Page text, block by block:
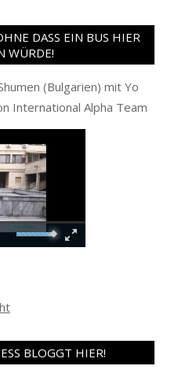
DASS EIN BUS HIER
WÜRDE!
(Bulgarien) mit Yo
International Alpha Team
BLOGGT HIER!